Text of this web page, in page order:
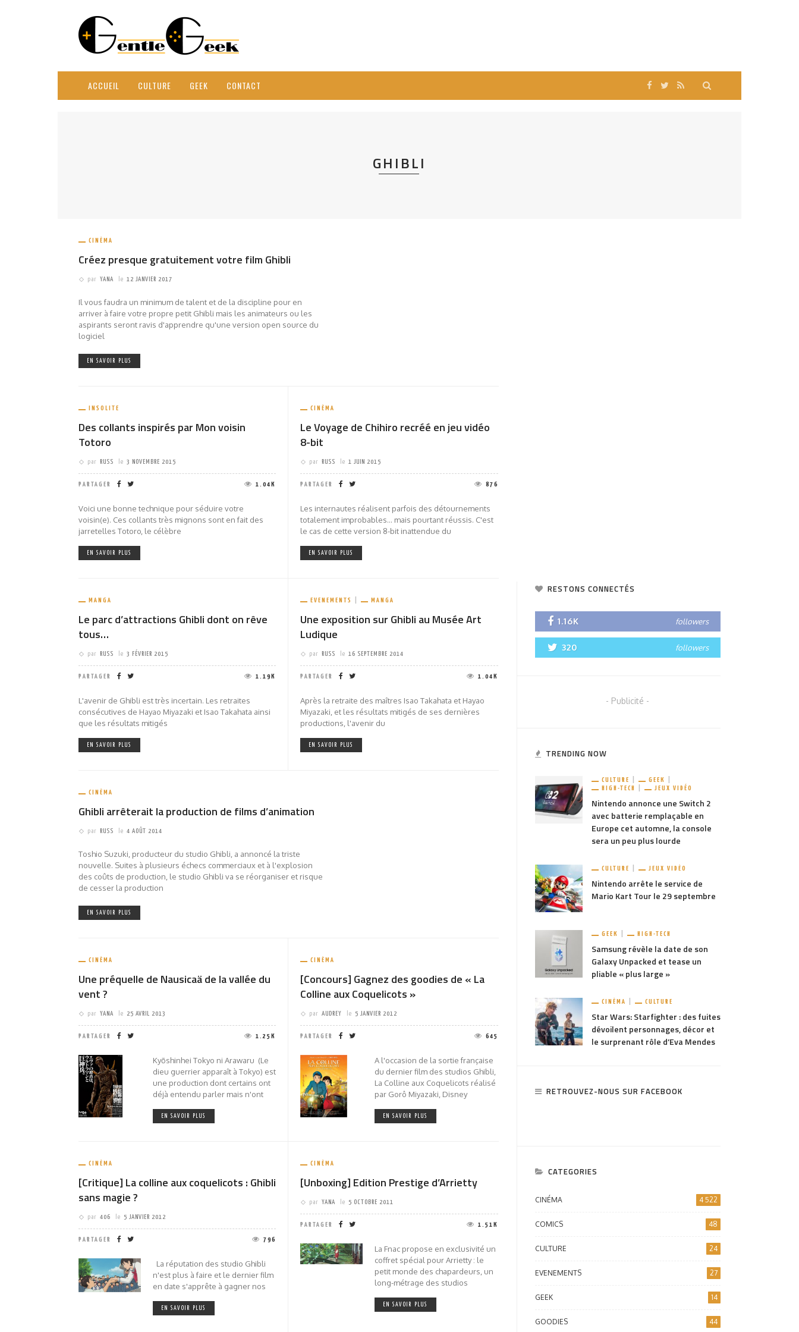
ACCUEIL CULTURE GEEK CONTACT
GHIBLI
CINÉMA
Créez presque gratuitement votre film Ghibli
par YANA le 12 JANVIER 2017
Il vous faudra un minimum de talent et de la discipline pour en
arriver à faire votre propre petit Ghibli mais les animateurs ou les
aspirants seront ravis d'apprendre qu'une version open source du
logiciel
EN SAVOIR PLUS
INSOLITE
Des collants inspirés par Mon voisin
Totoro
par RUSS le 3 NOVEMBRE 2015
PARTAGER 1.04K
Voici une bonne technique pour séduire votre
voisin(e). Ces collants très mignons sont en fait des
jarretelles Totoro, le célèbre
EN SAVOIR PLUS
CINÉMA
Le Voyage de Chihiro recréé en jeu vidéo
8-bit
par RUSS le 1 JUIN 2015
PARTAGER 876
Les internautes réalisent parfois des détournements
totalement improbables... mais pourtant réussis. C'est
le cas de cette version 8-bit inattendue du
EN SAVOIR PLUS
MANGA
Le parc d’attractions Ghibli dont on rêve
tous…
par RUSS le 3 FÉVRIER 2015
PARTAGER 1.19K
L'avenir de Ghibli est très incertain. Les retraites
consécutives de Hayao Miyazaki et Isao Takahata ainsi
que les résultats mitigés
EN SAVOIR PLUS
EVENEMENTS MANGA
Une exposition sur Ghibli au Musée Art
Ludique
par RUSS le 16 SEPTEMBRE 2014
PARTAGER 1.04K
Après la retraite des maîtres Isao Takahata et Hayao
Miyazaki, et les résultats mitigés de ses dernières
productions, l'avenir du
EN SAVOIR PLUS
CINÉMA
Ghibli arrêterait la production de films d’animation
par RUSS le 4 AOÛT 2014
Toshio Suzuki, producteur du studio Ghibli, a annoncé la triste
nouvelle. Suites à plusieurs échecs commerciaux et à l'explosion
des coûts de production, le studio Ghibli va se réorganiser et risque
de cesser la production
EN SAVOIR PLUS
CINÉMA
Une préquelle de Nausicaä de la vallée du
vent ?
par YANA le 25 AVRIL 2013
PARTAGER 1.25K
Kyōshinhei Tokyo ni Arawaru (Le
dieu guerrier apparaît à Tokyo) est
une production dont certains ont
déjà entendu parler mais n'ont
EN SAVOIR PLUS
CINÉMA
[Concours] Gagnez des goodies de « La
Colline aux Coquelicots »
par AUDREY le 5 JANVIER 2012
PARTAGER 645
A l'occasion de la sortie française
du dernier film des studios Ghibli,
La Colline aux Coquelicots réalisé
par Gorô Miyazaki, Disney
EN SAVOIR PLUS
CINÉMA
[Critique] La colline aux coquelicots : Ghibli
sans magie ?
par 406 le 5 JANVIER 2012
PARTAGER 796
La réputation des studio Ghibli
n'est plus à faire et le dernier film
en date s'apprête à gagner nos
EN SAVOIR PLUS
CINÉMA
[Unboxing] Edition Prestige d’Arrietty
par YANA le 5 OCTOBRE 2011
PARTAGER 1.51K
La Fnac propose en exclusivité un
coffret spécial pour Arrietty : le
petit monde des chapardeurs, un
long-métrage des studios
EN SAVOIR PLUS
RESTONS CONNECTÉS
1.16K followers
320 followers
- Publicité -
TRENDING NOW
CULTURE
GEEK
HIGH-TECH
JEUX VIDÉO
Nintendo annonce une Switch 2
avec batterie remplaçable en
Europe cet automne, la console
sera un peu plus lourde
CULTURE JEUX VIDÉO
Nintendo arrête le service de
Mario Kart Tour le 29 septembre
GEEK HIGH-TECH
Samsung révèle la date de son
Galaxy Unpacked et tease un
pliable « plus large »
CINÉMA CULTURE
Star Wars: Starfighter : des fuites
dévoilent personnages, décor et
le surprenant rôle d’Eva Mendes
RETROUVEZ-NOUS SUR FACEBOOK
CATEGORIES
CINÉMA 4 522
COMICS 48
CULTURE 24
EVENEMENTS 27
GEEK 14
GOODIES 44